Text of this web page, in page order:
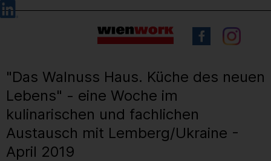
Barrierefreie
Bedienung
Sprachauswahl
"Das Walnuss Haus. Küche des neuen
Lebens" - eine Woche im
kulinarischen und fachlichen
Austausch mit Lemberg/Ukraine -
April 2019